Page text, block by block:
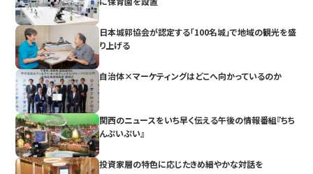
日本城郭協会が認定する「100名城」で地域の観光を盛
り上げる
自治体×マーケティングはどこへ向かっているのか
関西のニュースをいち早く伝える午後の情報番組『ちち
んぷいぷい』
投資家層の特色に応じたきめ細やかな対話を